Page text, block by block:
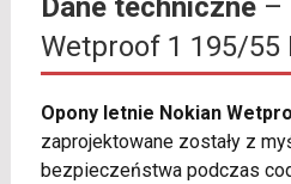
Dane techniczne–
Wetproof 1 195/55
Opony letnie Nokian
zaprojektowane zostały z
bezpieczeństwa podczas